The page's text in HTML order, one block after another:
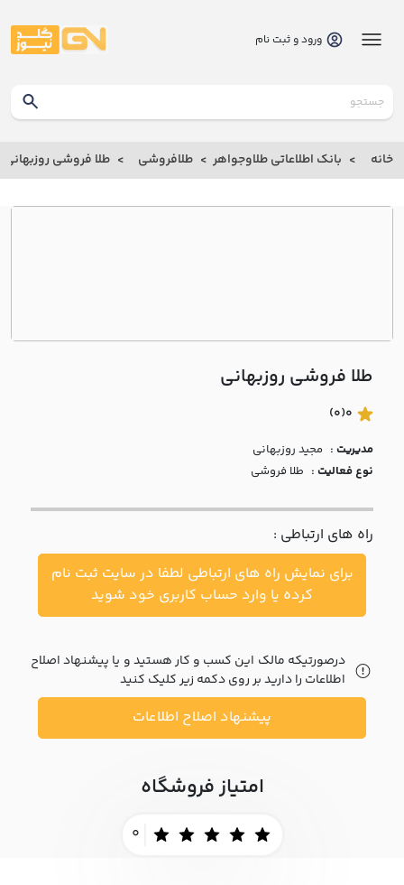
بانک
بانک
اطلاعاتی
درباره
با ما
مقالات
اخبار
پرسش
متداول
خواست
ورود و ثبت نام
خانه بانک اطلاعاتی طلاوجواهر طلافروشی طلا فروشی روزبهاني
طلا فروشی روزبهاني
0
(0)
مدیریت : مجيد روزبهاني
نوع فعالیت : طلا فروشی
راه های ارتباطی :
برای نمایش راه های ارتباطی لطفا در سایت ثبت نام
کرده یا وارد حساب کاربری خود شوید
درصورتیکه مالک این کسب و کار هستید و یا پیشنهاد اصلاح
اطلاعات را دارید بر روی دکمه زیر کلیک کنید
پیشنهاد اصلاح اطلاعات
امتیاز فروشگاه
0